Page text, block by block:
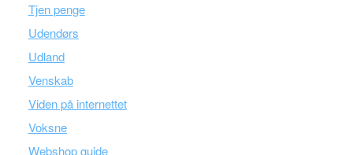
Tjen penge
Udendørs
Udland
Venskab
Viden på internettet
Voksne
Webshop guide